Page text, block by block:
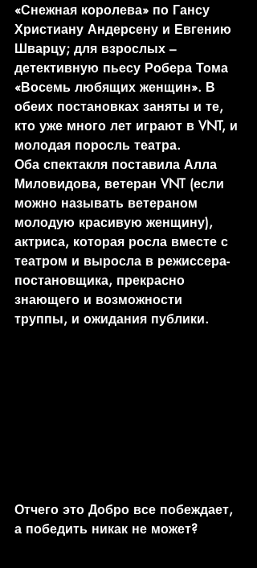
«Снежная королева» по Гансу
Христиану Андерсену и Евгению
Шварцу; для взрослых –
детективную пьесу Робера Тома
«Восемь любящих женщин». В
обеих постановках заняты и те,
кто уже много лет играют в VNT, и
молодая поросль театра.
Оба спектакля поставила Алла
Миловидова, ветеран VNT (если
можно называть ветераном
молодую красивую женщину),
актриса, которая росла вместе с
театром и выросла в режиссера-
постановщика, прекрасно
знающего и возможности
труппы, и ожидания публики.
Отчего это Добро все побеждает,
а победить никак не может?